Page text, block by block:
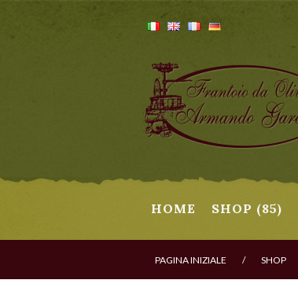
HOME SHOP (85)
PAGINA INIZIALE / SHOP